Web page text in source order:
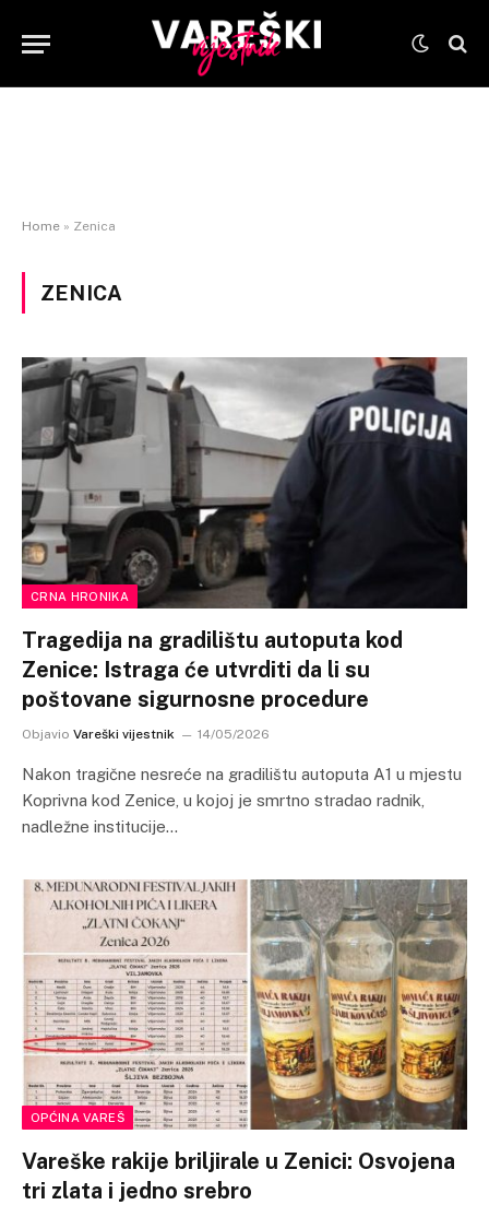
Home » Zenica
ZENICA
CRNA HRONIKA
Tragedija na gradilištu autoputa kod
Zenice: Istraga će utvrditi da li su
poštovane sigurnosne procedure
Objavio Vareški vijestnik 14/05/2026
Nakon tragične nesreće na gradilištu autoputa A1 u mjestu
Koprivna kod Zenice, u kojoj je smrtno stradao radnik,
nadležne institucije…
OPĆINA VAREŠ
Vareške rakije briljirale u Zenici: Osvojena
tri zlata i jedno srebro